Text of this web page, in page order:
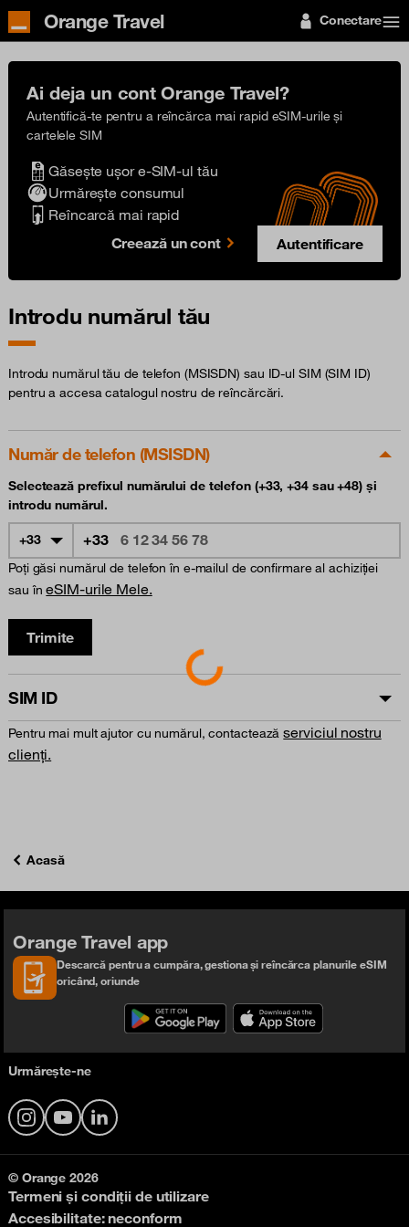
Orange Travel Conectare
Ai deja un cont Orange Travel?
Autentifică-te pentru a reîncărca mai rapid eSIM-urile și
cartelele SIM
Găsește ușor e-SIM-ul tău
Urmărește consumul
Reîncarcă mai rapid
Autentificare
Creează un cont
Introdu numărul tău
Introdu numărul tău de telefon (MSISDN) sau ID-ul SIM (SIM ID)
pentru a accesa catalogul nostru de reîncărcări.
Număr de telefon (MSISDN)
Selectează prefixul numărului de telefon (+33, +34 sau +48) și
introdu numărul.
+33 +33
Poți găsi numărul de telefon în e-mailul de confirmare al achiziției
sau îneSIM-urile Mele.
Trimite
SIM ID
Pentru mai mult ajutor cu numărul, contacteazăserviciul nostru
clienți.
Loading...
Acasă
Orange Travel app
Descarcă pentru a cumpăra, gestiona și reîncărca planurile eSIM
oricând, oriunde
Urmărește-ne
InstagramYouTubeLinkedIn
© Orange 2026
Termeni și condiții de utilizare
Accesibilitate: neconform